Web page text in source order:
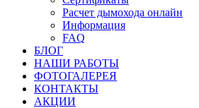
Расчет дымохода онлайн
Информация
FAQ
БЛОГ
НАШИ РАБОТЫ
ФОТОГАЛЕРЕЯ
КОНТАКТЫ
АКЦИИ